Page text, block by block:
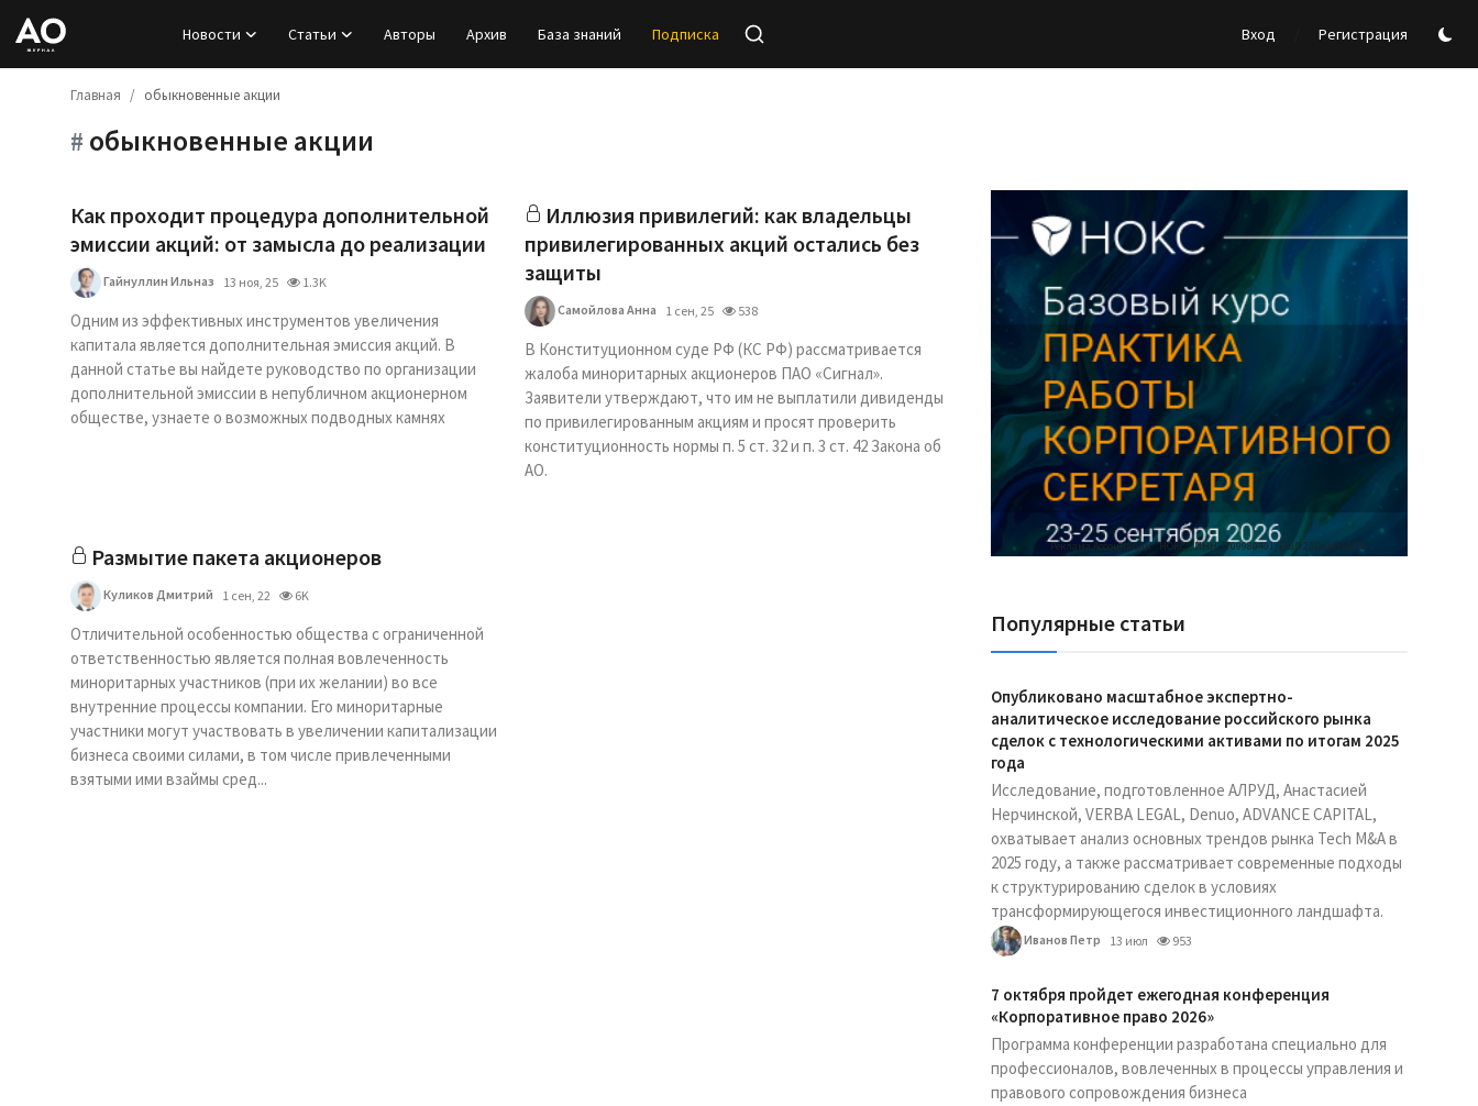
Новости Статьи Авторы Архив База знаний Подписка Вход Регистрация
Регистрация
Новости
Авторы
База знаний
Главная обыкновенные акции
# обыкновенные акции
Как проходит процедура дополнительной
эмиссии акций: от замысла до реализации
Гайнуллин Ильназ 13 ноя, 25 1.3K
Одним из эффективных инструментов увеличения
капитала является дополнительная эмиссия акций. В
данной статье вы найдете руководство по организации
дополнительной эмиссии в непубличном акционерном
обществе, узнаете о возможных подводных камнях
Иллюзия привилегий: как владельцы
привилегированных акций остались без
защиты
Самойлова Анна 1 сен, 25 538
В Конституционном суде РФ (КС РФ) рассматривается
жалоба миноритарных акционеров ПАО «Сигнал».
Заявители утверждают, что им не выплатили дивиденды
по привилегированным акциям и просят проверить
конституционность нормы п. 5 ст. 32 и п. 3 ст. 42 Закона об
АО.
Размытие пакета акционеров
Куликов Дмитрий 1 сен, 22 6K
Отличительной особенностью общества с ограниченной
ответственностью является полная вовлеченность
миноритарных участников (при их желании) во все
внутренние процессы компании. Его миноритарные
участники могут участвовать в увеличении капитализации
бизнеса своими силами, в том числе привлеченными
взятыми ими взаймы сред...
Реклама Ассоциации "НОКС", ИНН 7709980401, ERID:2SDnjdY5NTb
Популярные статьи
Опубликовано масштабное экспертно-
аналитическое исследование российского рынка
сделок с технологическими активами по итогам 2025
года
Исследование, подготовленное АЛРУД, Анастасией
Нерчинской, VERBA LEGAL, Denuo, ADVANCE CAPITAL,
охватывает анализ основных трендов рынка Tech M&A в
2025 году, а также рассматривает современные подходы
к структурированию сделок в условиях
трансформирующегося инвестиционного ландшафта.
Иванов Петр 13 июл 953
7 октября пройдет ежегодная конференция
«Корпоративное право 2026»
Программа конференции разработана специально для
профессионалов, вовлеченных в процессы управления и
правового сопровождения бизнеса